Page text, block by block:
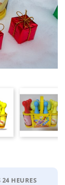
HEURES